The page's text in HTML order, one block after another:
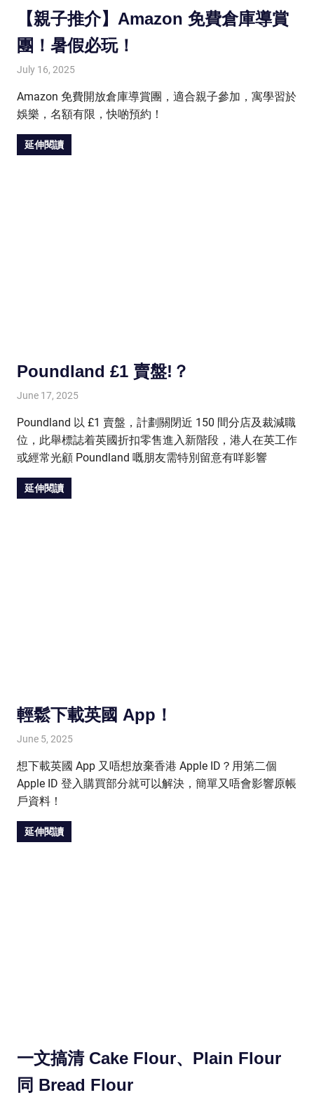
【親子推介】Amazon 免費倉庫導賞
團！暑假必玩！
July 16, 2025
Amazon 免費開放倉庫導賞團，適合親子參加，寓學習於
娛樂，名額有限，快啲預約！
延伸閱讀
Poundland £1 賣盤!？
June 17, 2025
Poundland 以 £1 賣盤，計劃關閉近 150 間分店及裁減職
位，此舉標誌着英國折扣零售進入新階段，港人在英工作
或經常光顧 Poundland 嘅朋友需特別留意有咩影響
延伸閱讀
輕鬆下載英國 App！
June 5, 2025
想下載英國 App 又唔想放棄香港 Apple ID？用第二個
Apple ID 登入購買部分就可以解決，簡單又唔會影響原帳
戶資料！
延伸閱讀
一文搞清 Cake Flour、Plain Flour
同 Bread Flour